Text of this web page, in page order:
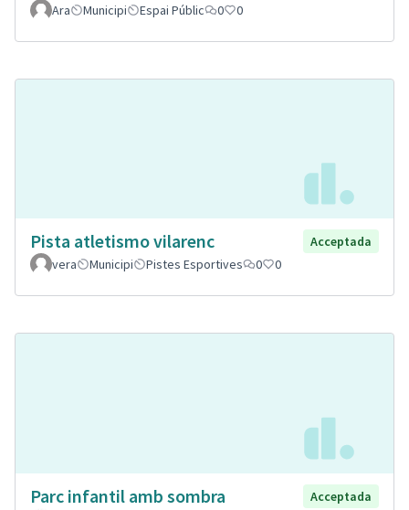
Ara Municipi Espai Públic 0 0
Pista atletismo vilarenc
Acceptada
vera
Municipi Pistes Esportives 0 0
Parc infantil amb sombra
Acceptada